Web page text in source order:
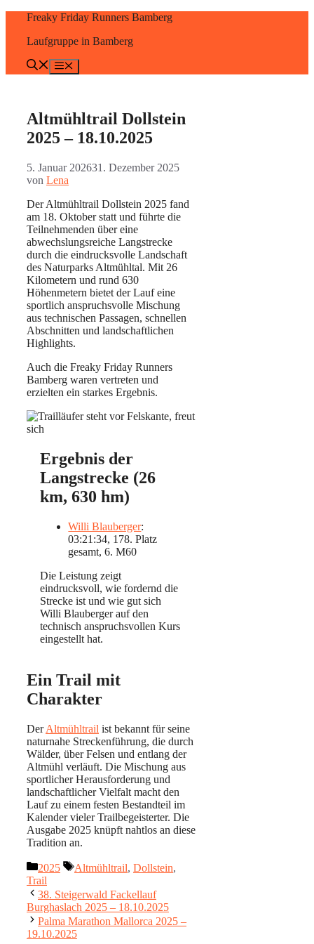
springen
Freaky Friday Runners Bamberg
Laufgruppe in Bamberg
Menü
Altmühltrail Dollstein
2025 – 18.10.2025
5. Januar 202631. Dezember 2025
von Lena
Der Altmühltrail Dollstein 2025 fand
am 18. Oktober statt und führte die
Teilnehmenden über eine
abwechslungsreiche Langstrecke
durch die eindrucksvolle Landschaft
des Naturparks Altmühltal. Mit 26
Kilometern und rund 630
Höhenmetern bietet der Lauf eine
sportlich anspruchsvolle Mischung
aus technischen Passagen, schnellen
Abschnitten und landschaftlichen
Highlights.
Auch die Freaky Friday Runners
Bamberg waren vertreten und
erzielten ein starkes Ergebnis.
Ergebnis der
Langstrecke (26
km, 630 hm)
Willi Blauberger:
03:21:34, 178. Platz
gesamt, 6. M60
Die Leistung zeigt
eindrucksvoll, wie fordernd die
Strecke ist und wie gut sich
Willi Blauberger auf den
technisch anspruchsvollen Kurs
eingestellt hat.
Ein Trail mit
Charakter
DerAltmühltrail ist bekannt für seine
naturnahe Streckenführung, die durch
Wälder, über Felsen und entlang der
Altmühl verläuft. Die Mischung aus
sportlicher Herausforderung und
landschaftlicher Vielfalt macht den
Lauf zu einem festen Bestandteil im
Kalender vieler Trailbegeisterter. Die
Ausgabe 2025 knüpft nahtlos an diese
Tradition an.
Kategorien
2025 Schlagwörter
Altmühltrail, Dollstein,
Trail
38. Steigerwald Fackellauf
Burghaslach 2025 – 18.10.2025
Palma Marathon Mallorca 2025 –
19.10.2025